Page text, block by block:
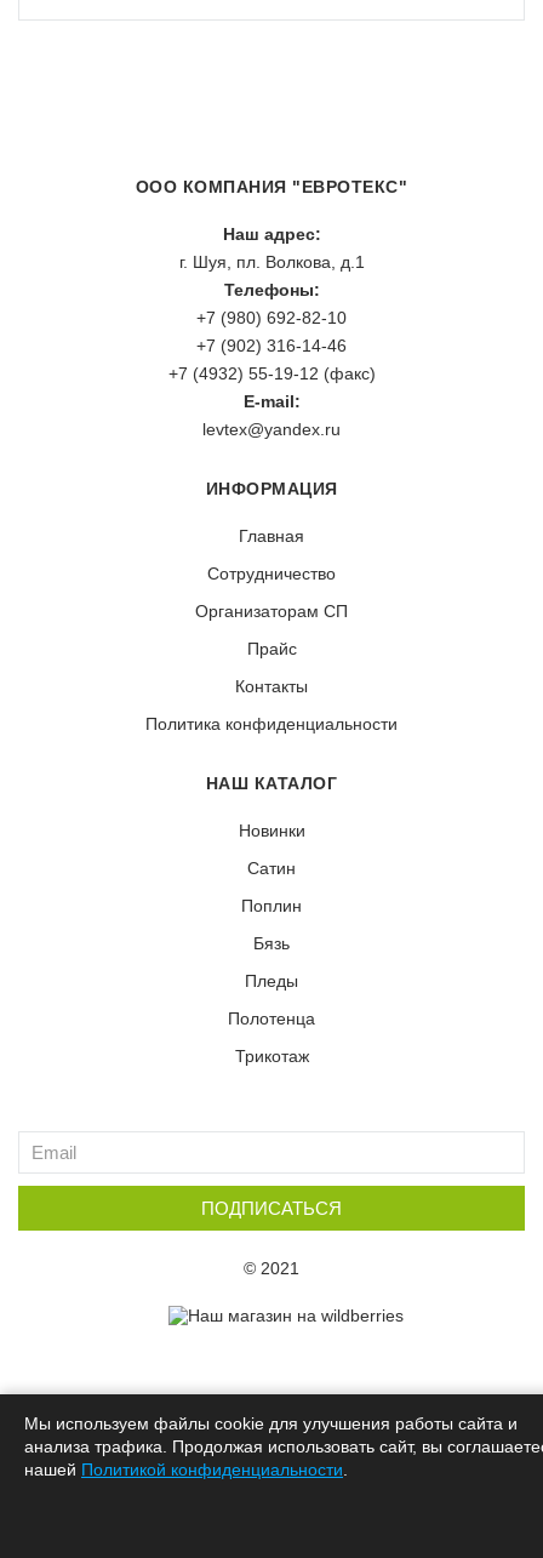
ООО КОМПАНИЯ "ЕВРОТЕКС"
Наш адрес:
г. Шуя, пл. Волкова, д.1
Телефоны:
+7 (980) 692-82-10
+7 (902) 316-14-46
+7 (4932) 55-19-12 (факс)
E-mail:
levtex@yandex.ru
ИНФОРМАЦИЯ
Главная
Сотрудничество
Организаторам СП
Прайс
Контакты
Политика конфиденциальности
НАШ КАТАЛОГ
Новинки
Сатин
Поплин
Бязь
Пледы
Полотенца
Трикотаж
ПОДПИСАТЬСЯ
© 2021
Мы используем файлы cookie для улучшения работы сайта и
анализа трафика. Продолжая использовать сайт, вы
нашей Политикой конфиденциальности